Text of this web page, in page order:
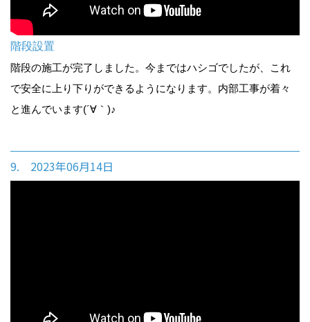
階段設置
階段の施工が完了しました。今まではハシゴでしたが、これ
で安全に上り下りができるようになります。内部工事が着々
と進んでいます(´∀｀)♪
9. 2023年06月14日